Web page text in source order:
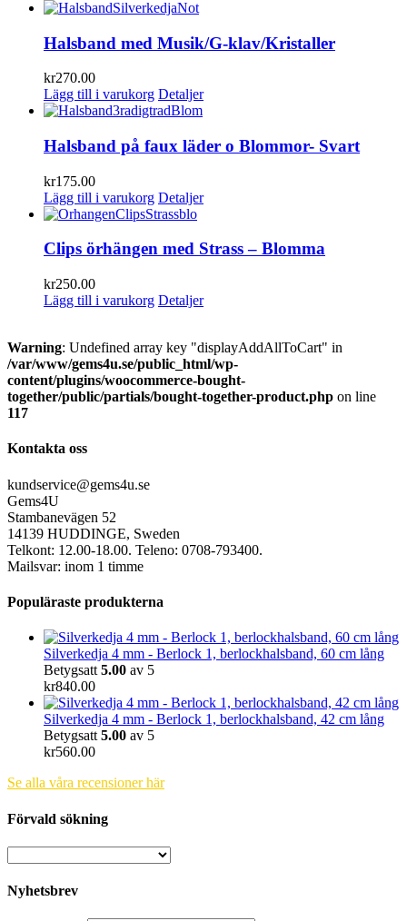
Halsband med Musik/G-klav/Kristaller
kr270.00
Lägg till i varukorg Detaljer
Halsband på faux läder o Blommor- Svart
kr175.00
Lägg till i varukorg Detaljer
Clips örhängen med Strass – Blomma
kr250.00
Lägg till i varukorg Detaljer
Warning: Undefined array key "displayAddAllToCart" in
/var/www/gems4u.se/public_html/wp-
content/plugins/woocommerce-bought-
together/public/partials/bought-together-product.php on line
117
Kontakta oss
kundservice@gems4u.se
Gems4U
Stambanevägen 52
14139 HUDDINGE, Sweden
Telkont: 12.00-18.00. Teleno: 0708-793400.
Mailsvar: inom 1 timme
Populäraste produkterna
Silverkedja 4 mm - Berlock 1, berlockhalsband, 60 cm lång
Betygsatt 5.00 av 5
kr840.00
Silverkedja 4 mm - Berlock 1, berlockhalsband, 42 cm lång
Betygsatt 5.00 av 5
kr560.00
Se alla våra recensioner här
Förvald sökning
Nyhetsbrev